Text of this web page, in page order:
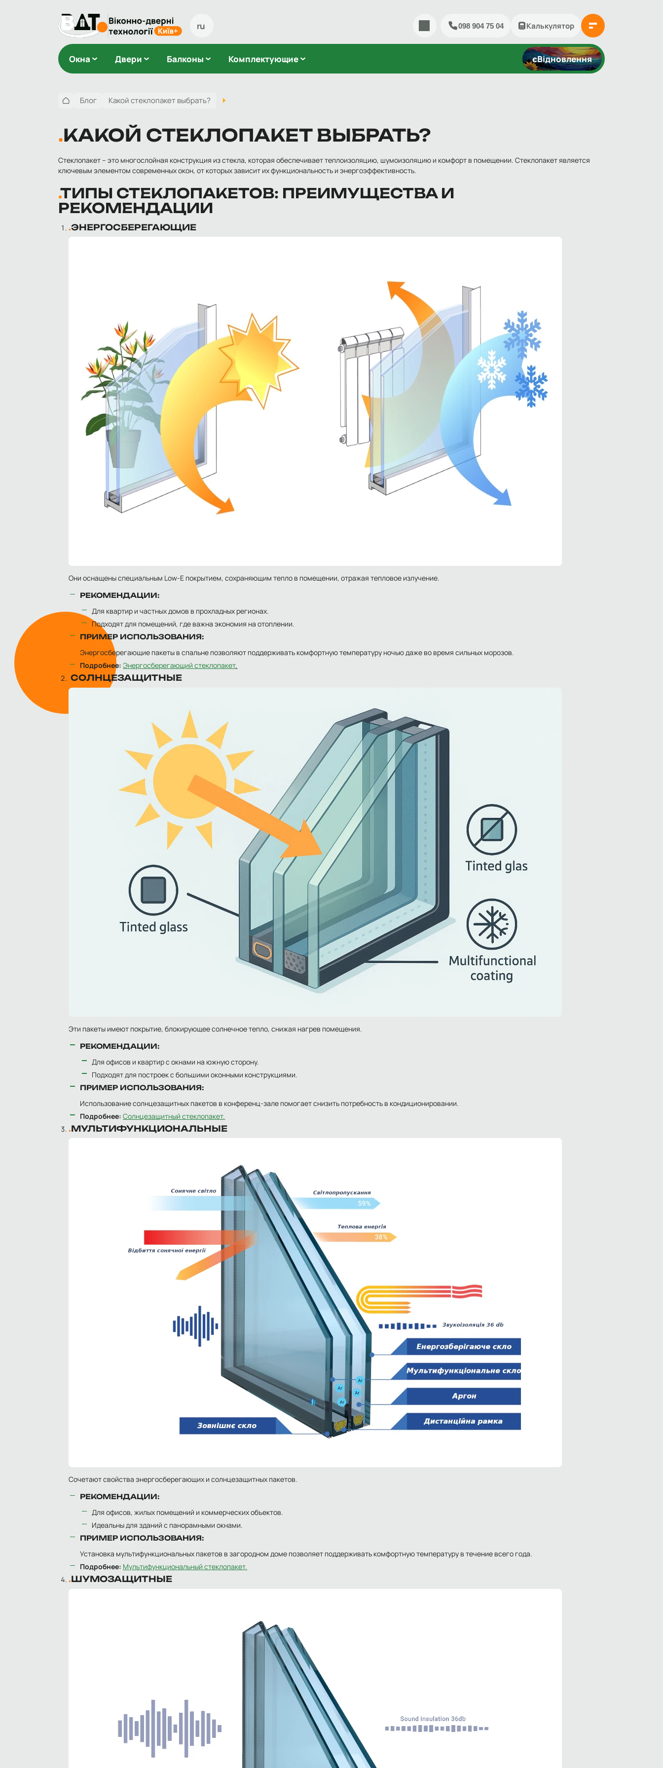
ru Найти 098 904 75 04 Калькулятор
Окна Двери Балконы Комплектующие єВідновлення
Блог Какой стеклопакет выбрать?
КАКОЙ СТЕКЛОПАКЕТ ВЫБРАТЬ?
Стеклопакет – это многослойная конструкция из стекла, которая обеспечивает теплоизоляцию, шумоизоляцию и комфорт в помещении. Стеклопакет является
ключевым элементом современных окон, от которых зависит их функциональность и энергоэффективность.
ТИПЫ СТЕКЛОПАКЕТОВ: ПРЕИМУЩЕСТВА И
РЕКОМЕНДАЦИИ
ЭНЕРГОСБЕРЕГАЮЩИЕ
Они оснащены специальным Low-E покрытием, сохраняющим тепло в помещении, отражая тепловое излучение.
РЕКОМЕНДАЦИИ:
Для квартир и частных домов в прохладных регионах.
Подходят для помещений, где важна экономия на отоплении.
ПРИМЕР ИСПОЛЬЗОВАНИЯ:
Энергосберегающие пакеты в спальне позволяют поддерживать комфортную температуру ночью даже во время сильных морозов.
Подробнее: Энергосберегающий стеклопакет.
СОЛНЦЕЗАЩИТНЫЕ
Эти пакеты имеют покрытие, блокирующее солнечное тепло, снижая нагрев помещения.
РЕКОМЕНДАЦИИ:
Для офисов и квартир с окнами на южную сторону.
Подходят для построек с большими оконными конструкциями.
ПРИМЕР ИСПОЛЬЗОВАНИЯ:
Использование солнцезащитных пакетов в конференц-зале помогает снизить потребность в кондиционировании.
Подробнее: Солнцезащитный стеклопакет.
МУЛЬТИФУНКЦИОНАЛЬНЫЕ
Сочетают свойства энергосберегающих и солнцезащитных пакетов.
РЕКОМЕНДАЦИИ:
Для офисов, жилых помещений и коммерческих объектов.
Идеальны для зданий с панорамными окнами.
ПРИМЕР ИСПОЛЬЗОВАНИЯ:
Установка мультифункциональных пакетов в загородном доме позволяет поддерживать комфортную температуру в течение всего года.
Подробнее: Мультифункциональный стеклопакет.
ШУМОЗАЩИТНЫЕ